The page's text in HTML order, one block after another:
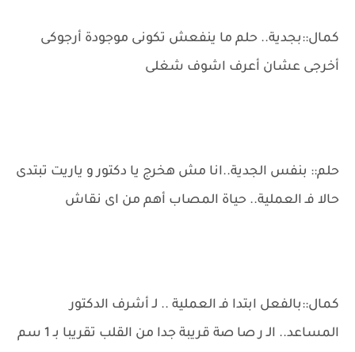
كمال::بجدية.. حلم ما ينفعش تكونى موجودة أرجوكى
أخرجى عشان أعرف اشوف شغلى
حلم:: بنفس الجدية..انا مش هخرج يا دكتور و ياريت تبتدى
حالا فـ العملية.. حياة المصاب أهم من اى نقاش
كمال::بالفعل ابتدا فـ العملية .. لـ أشرف الدكتور
المساعد.. الـ ر صا صة قريبة جدا من القلب تقريبا بـ 1 سم